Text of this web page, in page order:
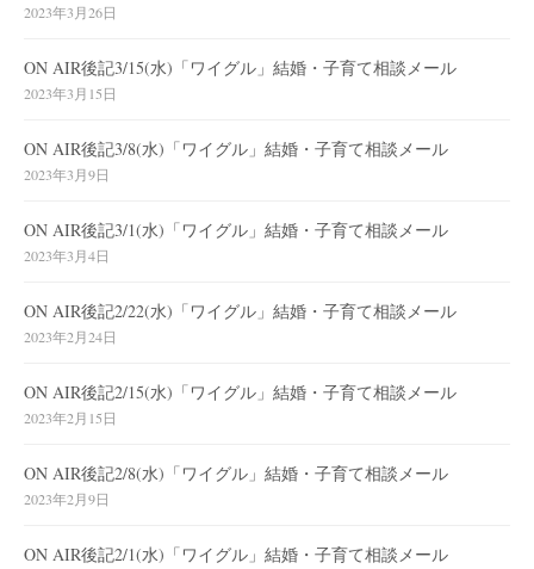
2023年3月26日
ON AIR後記3/15(水)「ワイグル」結婚・子育て相談メール
2023年3月15日
ON AIR後記3/8(水)「ワイグル」結婚・子育て相談メール
2023年3月9日
ON AIR後記3/1(水)「ワイグル」結婚・子育て相談メール
2023年3月4日
ON AIR後記2/22(水)「ワイグル」結婚・子育て相談メール
2023年2月24日
ON AIR後記2/15(水)「ワイグル」結婚・子育て相談メール
2023年2月15日
ON AIR後記2/8(水)「ワイグル」結婚・子育て相談メール
2023年2月9日
ON AIR後記2/1(水)「ワイグル」結婚・子育て相談メール